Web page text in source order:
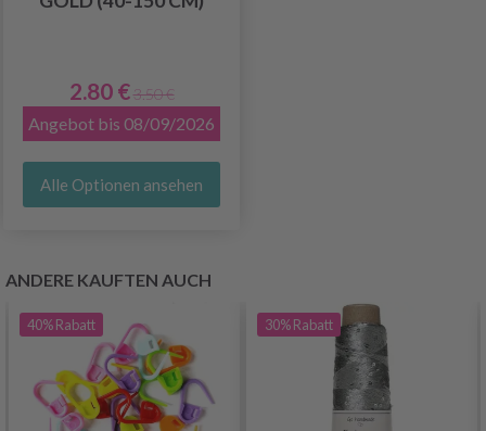
2.80 € 3.50 €
Angebot bis 08/09/2026
Alle Optionen ansehen
ANDERE KAUFTEN AUCH
40%Rabatt 30%Rabatt